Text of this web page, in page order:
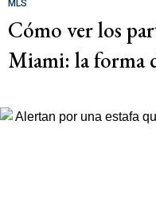
MLS
Cómo ver los
Miami: la forma